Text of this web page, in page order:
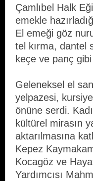
Çamlıbel Halk
emekle
El emeği göz
tel kırma, dantel
keçe ve panç
Geleneksel el
yelpazesi,
önüne serdi.
kültürel mirasın
aktarılmasına
Kepez
Kocagöz ve
Yardımcısı